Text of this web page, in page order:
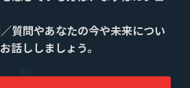
質問やあなたの今や未来につい
話ししましょう。